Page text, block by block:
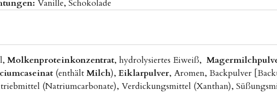
Vanille, Schokolade
Molkenproteinkonzentrat, hydrolysiertes Eiweiß,
(enthält Milch), Eiklarpulver, Aromen, Backpulver
(Natriumcarbonate), Verdickungsmittel (Xanthan),